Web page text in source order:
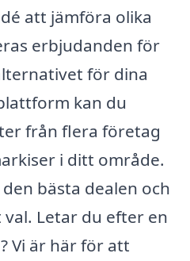
att jämföra olika
erbjudanden för
för dina
kan du
från flera företag
i ditt område.
bästa dealen och
Letar du efter en
Vi är här för att